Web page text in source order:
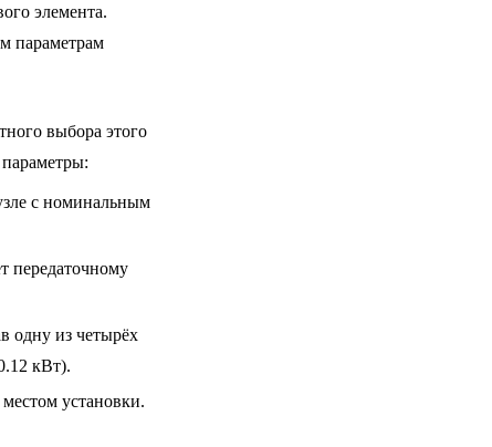
элемента.
параметрам
выбора этого
параметры:
с номинальным
передаточному
одну из четырёх
кВт).
установки.